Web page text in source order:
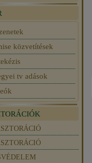
közvetítések
tv adások